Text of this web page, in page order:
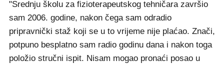
"Srednju školu za fizioterapeutskog tehničara završio
sam 2006. godine, nakon čega sam odradio
pripravnički staž koji se u to vrijeme nije plaćao. Znači,
potpuno besplatno sam radio godinu dana i nakon toga
položio stručni ispit. Nisam mogao pronaći posao u